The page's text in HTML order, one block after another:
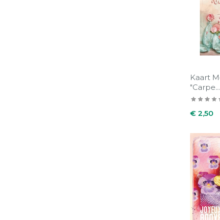
Kaart
"Carpe...
Prijs
€ 2,50